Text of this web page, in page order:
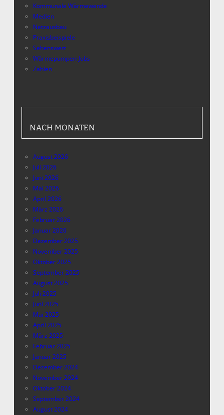
Kommunale Wärmewende
Medien
Netzausbau
Praxisbeispiele
Sehenswert
Wärmepumpen-Jobs
Zahlen
NACH MONATEN
August 2026
Juli 2026
Juni 2026
Mai 2026
April 2026
März 2026
Februar 2026
Januar 2026
Dezember 2025
November 2025
Oktober 2025
September 2025
August 2025
Juli 2025
Juni 2025
Mai 2025
April 2025
März 2025
Februar 2025
Januar 2025
Dezember 2024
November 2024
Oktober 2024
September 2024
August 2024